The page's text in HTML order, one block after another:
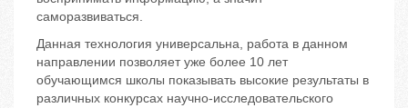
саморазвиваться.
Данная технология универсальна, работа в данном
направлении позволяет уже более 10 лет
обучающимся школы показывать высокие результаты в
различных конкурсах научно-исследовательского